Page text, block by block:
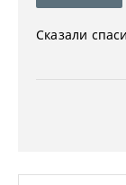
Сказали